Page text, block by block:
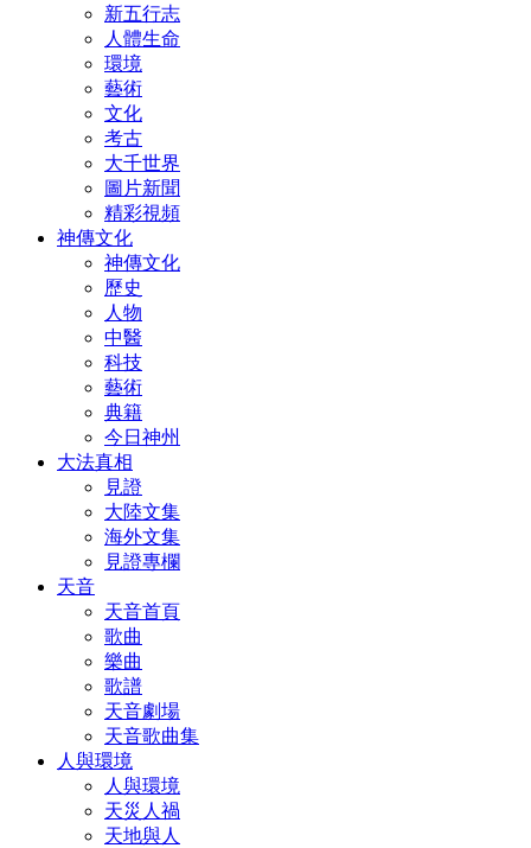
新五行志
人體生命
環境
藝術
文化
考古
大千世界
圖片新聞
精彩視頻
神傳文化
神傳文化
歷史
人物
中醫
科技
藝術
典籍
今日神州
大法真相
見證
大陸文集
海外文集
見證專欄
天音
天音首頁
歌曲
樂曲
歌譜
天音劇場
天音歌曲集
人與環境
人與環境
天災人禍
天地與人